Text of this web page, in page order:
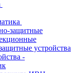
защитные
устройства
-